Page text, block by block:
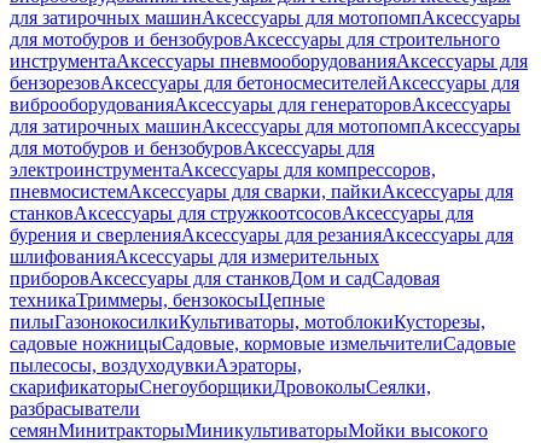
для затирочных машинАксессуары для мотопомпАксессуары
для мотобуров и бензобуровАксессуары для строительного
инструментаАксессуары пневмооборудованияАксессуары для
бензорезовАксессуары для бетоносмесителейАксессуары для
виброоборудованияАксессуары для генераторовАксессуары
для затирочных машинАксессуары для мотопомпАксессуары
для мотобуров и бензобуровАксессуары для
электроинструментаАксессуары для компрессоров,
пневмосистемАксессуары для сварки, пайкиАксессуары для
станковАксессуары для стружкоотсосовАксессуары для
бурения и сверленияАксессуары для резанияАксессуары для
шлифованияАксессуары для измерительных
приборовАксессуары для станковДом и садСадовая
техникаТриммеры, бензокосыЦепные
пилыГазонокосилкиКультиваторы, мотоблокиКусторезы,
садовые ножницыСадовые, кормовые измельчителиСадовые
пылесосы, воздуходувкиАэраторы,
скарификаторыСнегоуборщикиДровоколыСеялки,
разбрасыватели
семянМинитракторыМиникультиваторыМойки высокого